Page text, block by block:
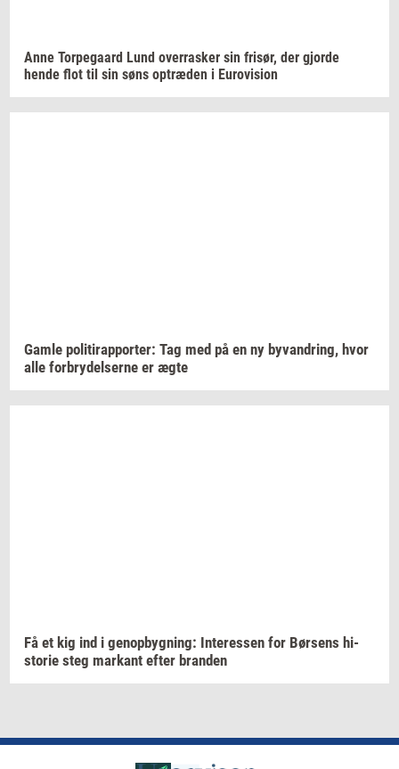
Anne Tor­pe­gaard Lund over­ra­sker sin fri­sør, der gjor­de
hende flot til sin søns op­træ­den i Eu­ro­vi­sion
Gamle po­li­tirap­por­ter: Tag med på en ny byvan­dring, hvor
alle for­bry­del­ser­ne er ægte
Få et kig ind i genop­byg­ning: In­ter­es­sen for Bør­sens hi­
sto­rie steg mar­kant efter bran­den